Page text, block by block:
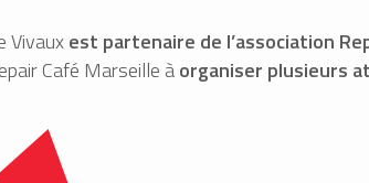
Vivauxest partenaire de l’association
Café Marseille àorganiser plusieurs